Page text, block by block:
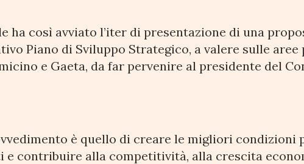
ha così avviato l’iter di presentazione di una
Piano di Sviluppo Strategico, a valere sulle
e Gaeta, da far pervenire al presidente del
è quello di creare le migliori condizioni
e contribuire alla competitività, alla crescita